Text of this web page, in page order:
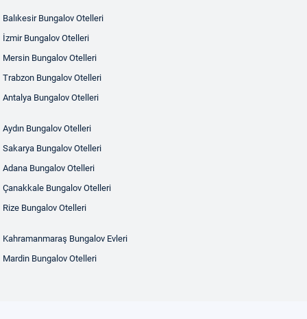
Balıkesir Bungalov Otelleri
İzmir Bungalov Otelleri
Mersin Bungalov Otelleri
Trabzon Bungalov Otelleri
Antalya Bungalov Otelleri
Aydın Bungalov Otelleri
Sakarya Bungalov Otelleri
Adana Bungalov Otelleri
Çanakkale Bungalov Otelleri
Rize Bungalov Otelleri
Kahramanmaraş Bungalov Evleri
Mardin Bungalov Otelleri